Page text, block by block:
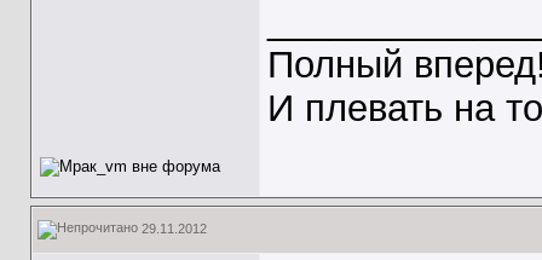
Полный
И плевать на
29.11.2012